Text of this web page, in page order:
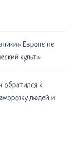
Европе не
культ»
обратился к
людей и